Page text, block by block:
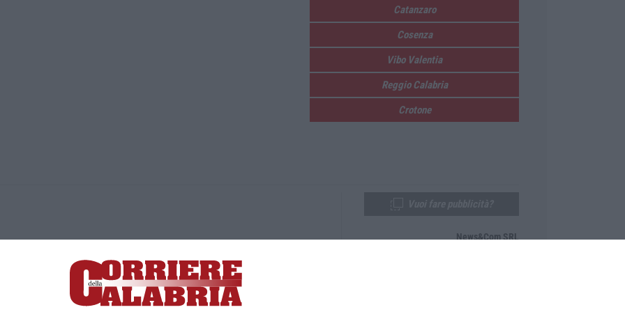
Catanzaro
Cosenza
Vibo Valentia
Reggio Calabria
Crotone
Lamezia Terme (CZ)
responsabile Paola Militano |Privacy
News&Com SRL